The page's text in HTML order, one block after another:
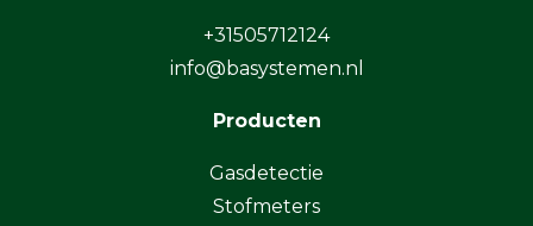
+31505712124
info@basystemen.nl
Producten
Gasdetectie
Stofmeters